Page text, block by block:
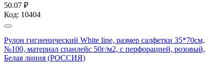
50.07 ₽
Код: 10404
Рулон гигиенический White line, размер салфетки 35*70см,
№100, материал спанлейс 50г/м2, с перфорацией, розовый,
Белая линия (РОССИЯ)